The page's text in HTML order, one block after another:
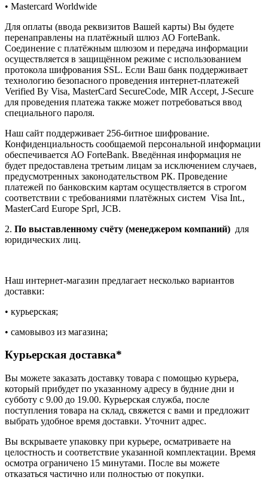
• Mastercard Worldwide
Для оплаты (ввода реквизитов Вашей карты) Вы будете
перенаправлены на платёжный шлюз АО ForteBank.
Соединение с платёжным шлюзом и передача информации
осуществляется в защищённом режиме с использованием
протокола шифрования SSL. Если Ваш банк поддерживает
технологию безопасного проведения интернет-платежей
Verified By Visa, MasterCard SecureCode, MIR Accept, J-Secure
для проведения платежа также может потребоваться ввод
специального пароля.
Наш сайт поддерживает 256-битное шифрование.
Конфиденциальность сообщаемой персональной информации
обеспечивается АО ForteBank. Введённая информация не
будет предоставлена третьим лицам за исключением случаев,
предусмотренных законодательством РК. Проведение
платежей по банковским картам осуществляется в строгом
соответствии с требованиями платёжных систем Visa Int.,
MasterCard Europe Sprl, JCB.
2. По выставленному счёту (менеджером компаний) для
юридических лиц.
Наш интернет-магазин предлагает несколько вариантов
доставки:
• курьерская;
• самовывоз из магазина;
Курьерская доставка*
Вы можете заказать доставку товара с помощью курьера,
который прибудет по указанному адресу в будние дни и
субботу с 9.00 до 19.00. Курьерская служба, после
поступления товара на склад, свяжется с вами и предложит
выбрать удобное время доставки. Уточнит адрес.
Вы вскрываете упаковку при курьере, осматриваете на
целостность и соответствие указанной комплектации. Время
осмотра ограничено 15 минутами. После вы можете
отказаться частично или полностью от покупки.